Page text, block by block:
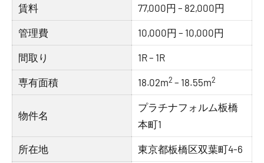
賃料 77,000円 – 82,000円
管理費 10,000円 – 10,000円
間取り 1R – 1R
専有面積 18.02m2 – 18.55m2
物件名
プラチナフォルム板橋
本町1
所在地 東京都板橋区双葉町4-6